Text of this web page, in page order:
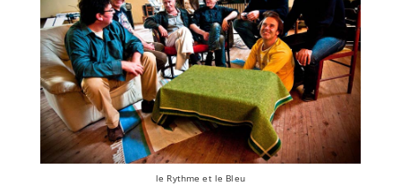
le Rythme et le Bleu